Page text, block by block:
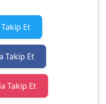
Et
Takip Et
Takip Et